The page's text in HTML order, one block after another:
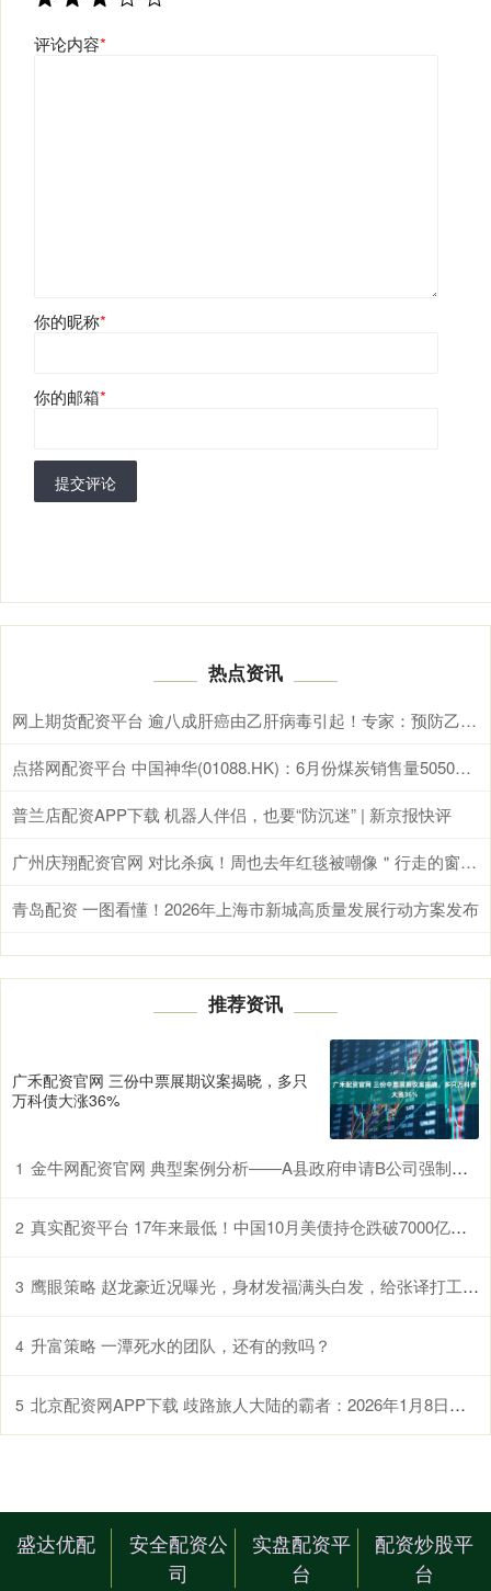
评论内容*
你的昵称*
你的邮箱*
提交评论
热点资讯
网上期货配资平台 逾八成肝癌由乙肝病毒引起！专家：预防乙肝病毒感染，接种疫苗最有效
点搭网配资平台 中国神华(01088.HK)：6月份煤炭销售量5050万吨 同比减少4.9%
普兰店配资APP下载 机器人伴侣，也要“防沉迷” | 新京报快评
广州庆翔配资官网 对比杀疯！周也去年红毯被嘲像＂行走的窗帘＂，今年直接逆袭封神，清冷古堡公主这气质内娱没几个能打！
青岛配资 一图看懂！2026年上海市新城高质量发展行动方案发布
推荐资讯
广禾配资官网 三份中票展期议案揭晓，多只
万科债大涨36%
1 金牛网配资官网 典型案例分析——A县政府申请B公司强制清算案
2 真实配资平台 17年来最低！中国10月美债持仓跌破7000亿美元大关
3 鹰眼策略 赵龙豪近况曝光，身材发福满头白发，给张译打工，早已获得新身份
4 升富策略 一潭死水的团队，还有的救吗？
5 北京配资网APP下载 歧路旅人大陆的霸者：2026年1月8日维护公告，索尼娅开6星，波斗开5期
盛达优配
安全配资公
司
实盘配资平
台
配资炒股平
台